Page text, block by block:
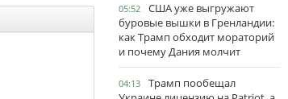
05:52
США уже выгружают
буровые вышки в Гренландии:
как Трамп обходит мораторий
и почему Дания молчит
04:13
Трамп пообещал